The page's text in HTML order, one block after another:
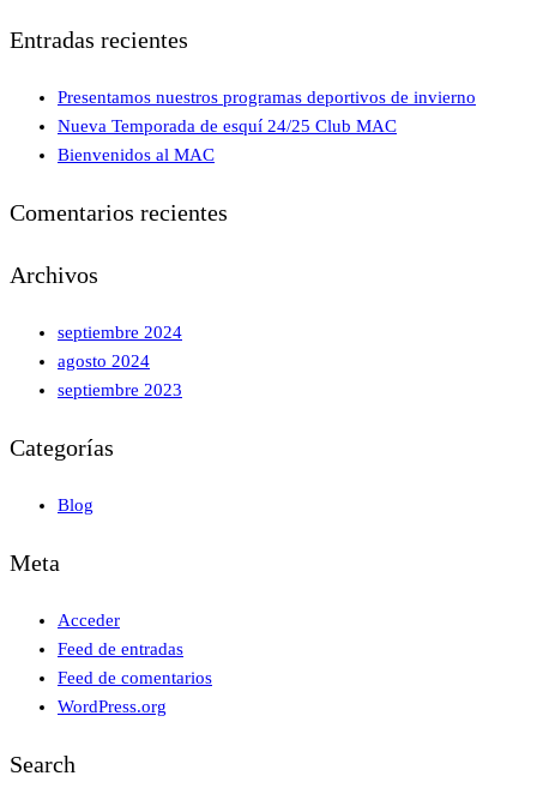
Entradas recientes
Presentamos nuestros programas deportivos de invierno
Nueva Temporada de esquí 24/25 Club MAC
Bienvenidos al MAC
Comentarios recientes
Archivos
septiembre 2024
agosto 2024
septiembre 2023
Categorías
Blog
Meta
Acceder
Feed de entradas
Feed de comentarios
WordPress.org
Search